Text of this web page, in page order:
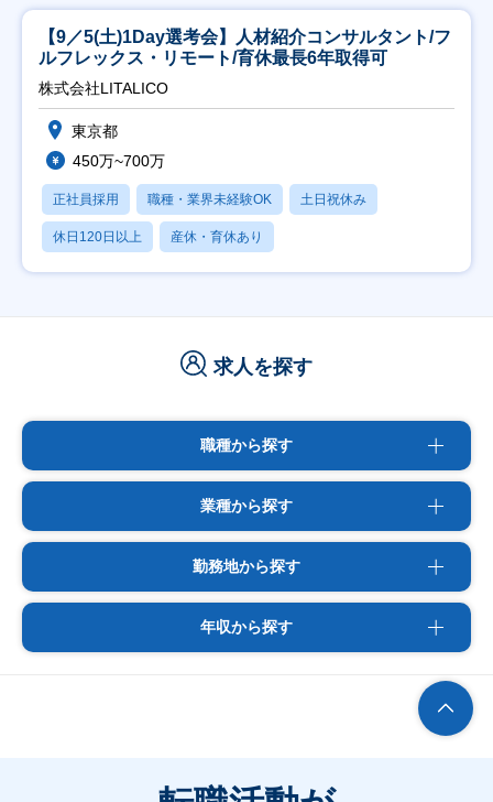
【9／5(土)1Day選考会】人材紹介コンサルタント/フ
ルフレックス・リモート/育休最長6年取得可
株式会社LITALICO
東京都
450万~700万
正社員採用 職種・業界未経験OK 土日祝休み
休日120日以上 産休・育休あり
求人を探す
職種から探す
業種から探す
勤務地から探す
年収から探す